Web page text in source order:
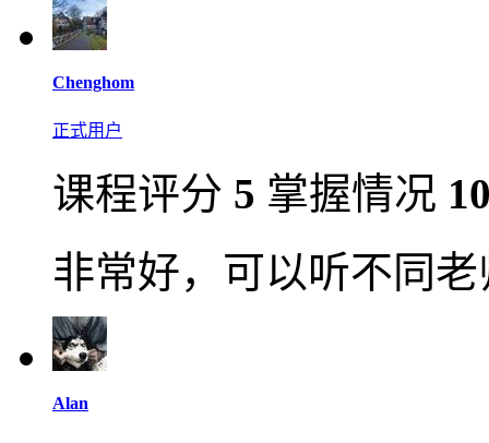
Chenghom
正式用户
课程评分 5 掌握情况
非常好，可以听不同
Alan